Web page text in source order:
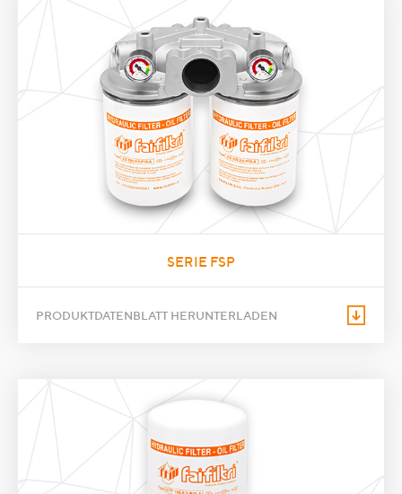
SERIE FSP
PRODUKTDATENBLATT HERUNTERLADEN